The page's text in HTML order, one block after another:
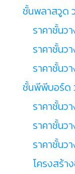
ชั้นพลาสวูด
ราคาชั้นว
ราคาชั้นว
ราคาชั้นว
ชั้นพีพีบอร์ด
ราคาชั้นว
ราคาชั้นว
ราคาชั้นว
โครงสร้า